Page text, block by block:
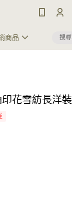
商品
花雪紡長洋裝